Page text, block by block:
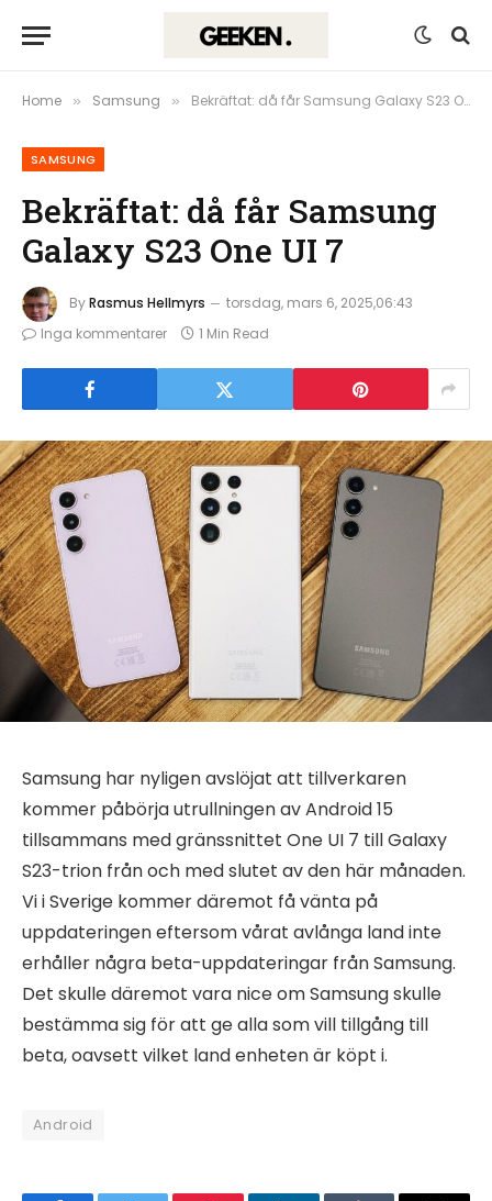
Home » Samsung » Bekräftat: då får Samsung Galaxy S23 One UI 7
SAMSUNG
Bekräftat: då får Samsung
Galaxy S23 One UI 7
ByRasmus Hellmyrs
torsdag, mars 6, 2025,06:43
Inga kommentarer
1 Min Read
Samsung har nyligen avslöjat att tillverkaren
kommer påbörja utrullningen av Android 15
tillsammans med gränssnittet One UI 7 till Galaxy
S23-trion från och med slutet av den här månaden.
Vi i Sverige kommer däremot få vänta på
uppdateringen eftersom vårat avlånga land inte
erhåller några beta-uppdateringar från Samsung.
Det skulle däremot vara nice om Samsung skulle
bestämma sig för att ge alla som vill tillgång till
beta, oavsett vilket land enheten är köpt i.
Android